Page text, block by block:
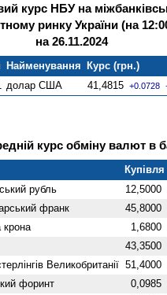
курс НБУ на
ринку України (на
на 26.11.2024
Найменування Курс (грн.)
долар США 41,4815 +0.0728
курс обміну валют в
Купівля
рубль 12,5000
франк 45,8000
крона 1,6800
43,3500
Велико­британії 51,4000
форинт 0,0985